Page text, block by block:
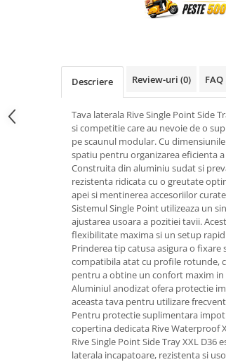
Descriere Review-uri (0) FAQ
Tava laterala Rive Single Point Side
si competitie care au nevoie de o
pe scaunul modular. Cu
spatiu pentru organizarea eficienta
Construita din aluminiu sudat si
rezistenta ridicata cu o greutate
apei si mentinerea accesoriilor
Sistemul Single Point utilizeaza un
ajustarea usoara a pozitiei tavii.
flexibilitate maxima si un setup
Prinderea tip catusa asigura o fixare
compatibila atat cu profile rotunde,
pentru a obtine un confort maxim
Aluminiul anodizat ofera protectie
aceasta tava pentru utilizare
Pentru protectie suplimentara
copertina dedicata Rive Waterproof
Rive Single Point Side Tray XXL
laterala incapatoare, rezistenta si